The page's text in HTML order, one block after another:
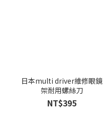
日本multi driver維修眼鏡
架耐用螺絲刀
NT$395